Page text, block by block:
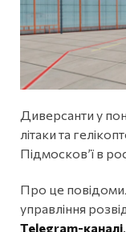
Диверсанти у
літаки та
Підмосковʼї в
Про це
управління
Telegram-каналі